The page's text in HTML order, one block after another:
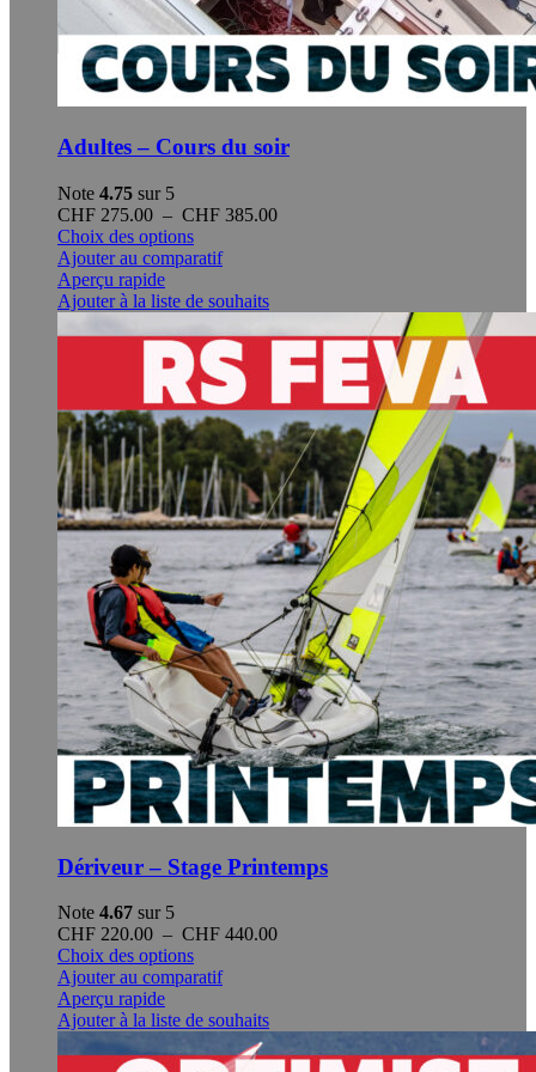
Adultes – Cours du soir
Note 4.75 sur 5
CHF 275.00 – CHF 385.00Plage
Choix des optionsCe
produit
plusieurs
Les
options
peuvent
être
choisies
sur
la
page
du
produit
Ajouter au comparatif
Aperçu rapide
Ajouter à la liste de souhaits
Dériveur – Stage Printemps
Note 4.67 sur 5
CHF 220.00 – CHF 440.00Plage
Choix des optionsCe
produit
plusieurs
variations.
Les
Ajouter au comparatif
Aperçu rapide
Ajouter à la liste de souhaits